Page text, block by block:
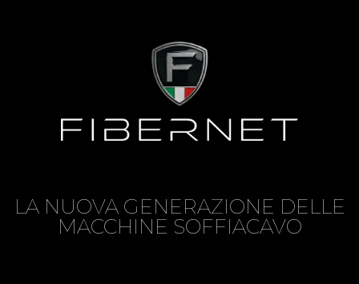
LA NUOVA GENERAZIONE DELLE
MACCHINE SOFFIACAVO